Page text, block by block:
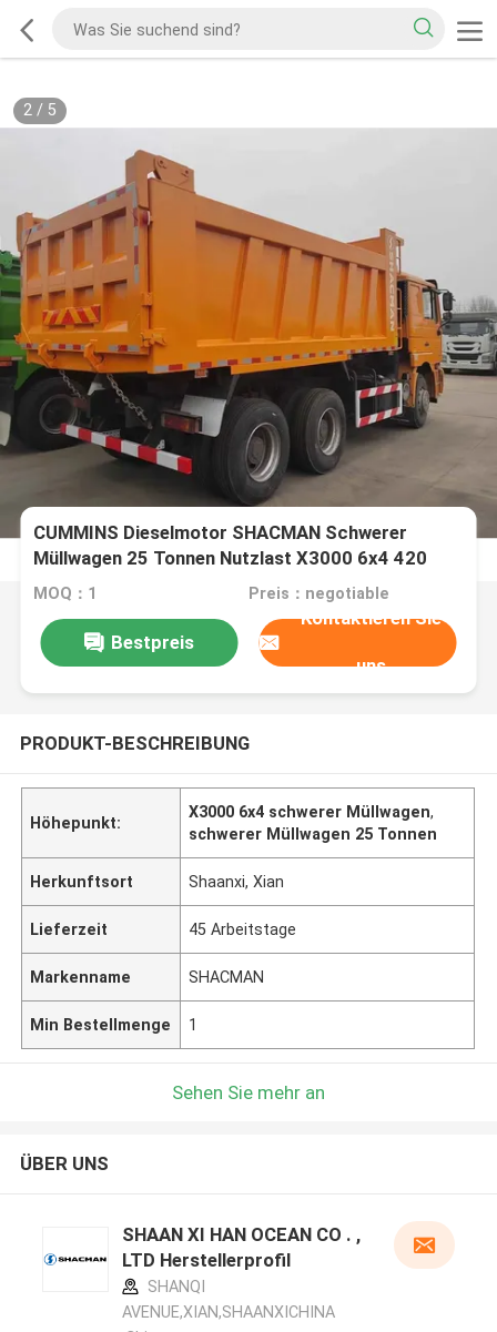
2/ 5
CUMMINS Dieselmotor SHACMAN Schwerer
Müllwagen 25 Tonnen Nutzlast X3000 6x4 420
EuroIII
MOQ：1 Preis：negotiable
Bestpreis
Kontaktieren Sie
uns
PRODUKT-BESCHREIBUNG
Höhepunkt:
X3000 6x4 schwerer Müllwagen,
schwerer Müllwagen 25 Tonnen
Herkunftsort Shaanxi, Xian
Lieferzeit 45 Arbeitstage
Markenname SHACMAN
Min Bestellmenge 1
Sehen Sie mehr an
ÜBER UNS
SHAAN XI HAN OCEAN CO . ,
LTD Herstellerprofil
SHANQI
AVENUE,XIAN,SHAANXICHINA